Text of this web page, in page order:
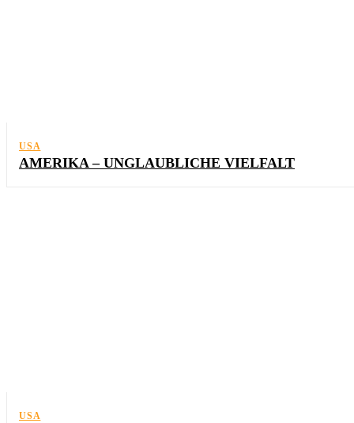
USA
AMERIKA – UNGLAUBLICHE VIELFALT
USA